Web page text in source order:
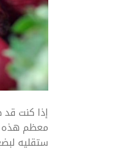
إذا كنت
معظم هذه
ستقليه